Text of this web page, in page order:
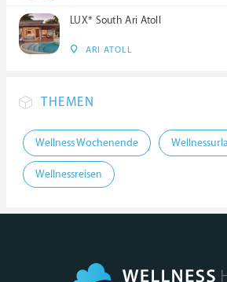
LUX* South Ari Atoll
ARI ATOLL
THEMEN
Wellness Wochenende
Wellnessreisen